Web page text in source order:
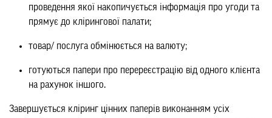
проведення якої накопичується інформація про угоди та
прямує до клірингової палати;
товар/ послуга обмінюється на валюту;
готуються папери про перереєстрацію від одного клієнта
на рахунок іншого.
Завершується кліринг цінних паперів виконанням усіх